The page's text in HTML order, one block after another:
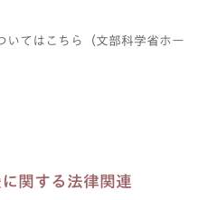
いてはこちら（文部科学省ホー
関する法律関連